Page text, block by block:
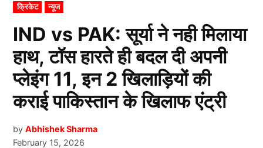
POSTED
IN
क्रिकेट न्यूज
IND vs PAK: सूर्या ने नही मिलाया
हाथ, टॉस हारते ही बदल दी अपनी
प्लेइंग 11, इन 2 खिलाड़ियों की
कराई पाकिस्तान के खिलाफ एंट्री
by Abhishek Sharma
February 15, 2026